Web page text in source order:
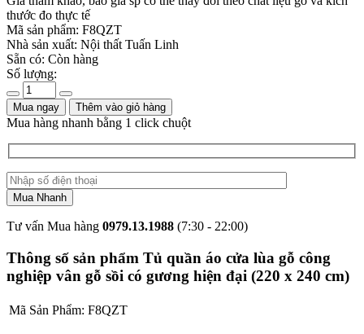
thước đo thực tế
Mã sản phẩm: F8QZT
Nhà sản xuất: Nội thất Tuấn Linh
Sẵn có: Còn hàng
Số lượng:
Mua ngay Thêm vào giỏ hàng
Mua hàng nhanh bằng 1 click chuột
Tư vấn Mua hàng 0979.13.1988 (7:30 - 22:00)
Thông số sản phẩm Tủ quần áo cửa lùa gỗ công
nghiệp vân gỗ sồi có gương hiện đại (220 x 240 cm)
Mã Sản Phẩm: F8QZT